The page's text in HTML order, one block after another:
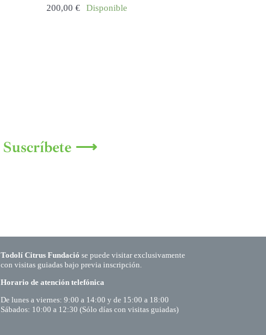
200,00 € Disponible
Suscríbete ⟶
Todolí Citrus Fundació se puede visitar exclusivamente
con visitas guiadas bajo previa inscripción.
Horario de atención telefónica
De lunes a viernes: 9:00 a 14:00 y de 15:00 a 18:00
Sábados: 10:00 a 12:30 (Sólo días con visitas guiadas)